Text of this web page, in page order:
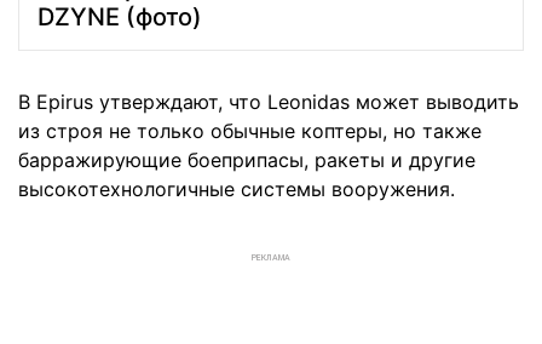
DZYNE (фото)
В Epirus утверждают, что Leonidas может выводить
из строя не только обычные коптеры, но также
барражирующие боеприпасы, ракеты и другие
высокотехнологичные системы вооружения.
РЕКЛАМА